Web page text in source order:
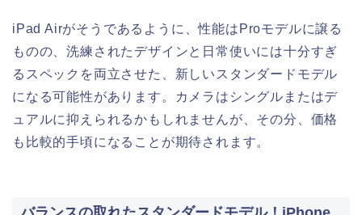
iPad Airがそうであるように、性能はProモデルに譲る
ものの、洗練されたデザインと日常使いには十分すぎ
るスペックを両立させた、新しいスタンダードモデル
になる可能性があります。カメラはシングルまたはデ
ュアルに抑えられるかもしれませんが、その分、価格
も比較的手頃になることが期待されます。